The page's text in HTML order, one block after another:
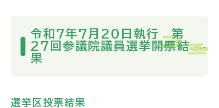
令和7年7月20日執行 第
27回参議院議員選挙開票結
果
選挙区投票結果